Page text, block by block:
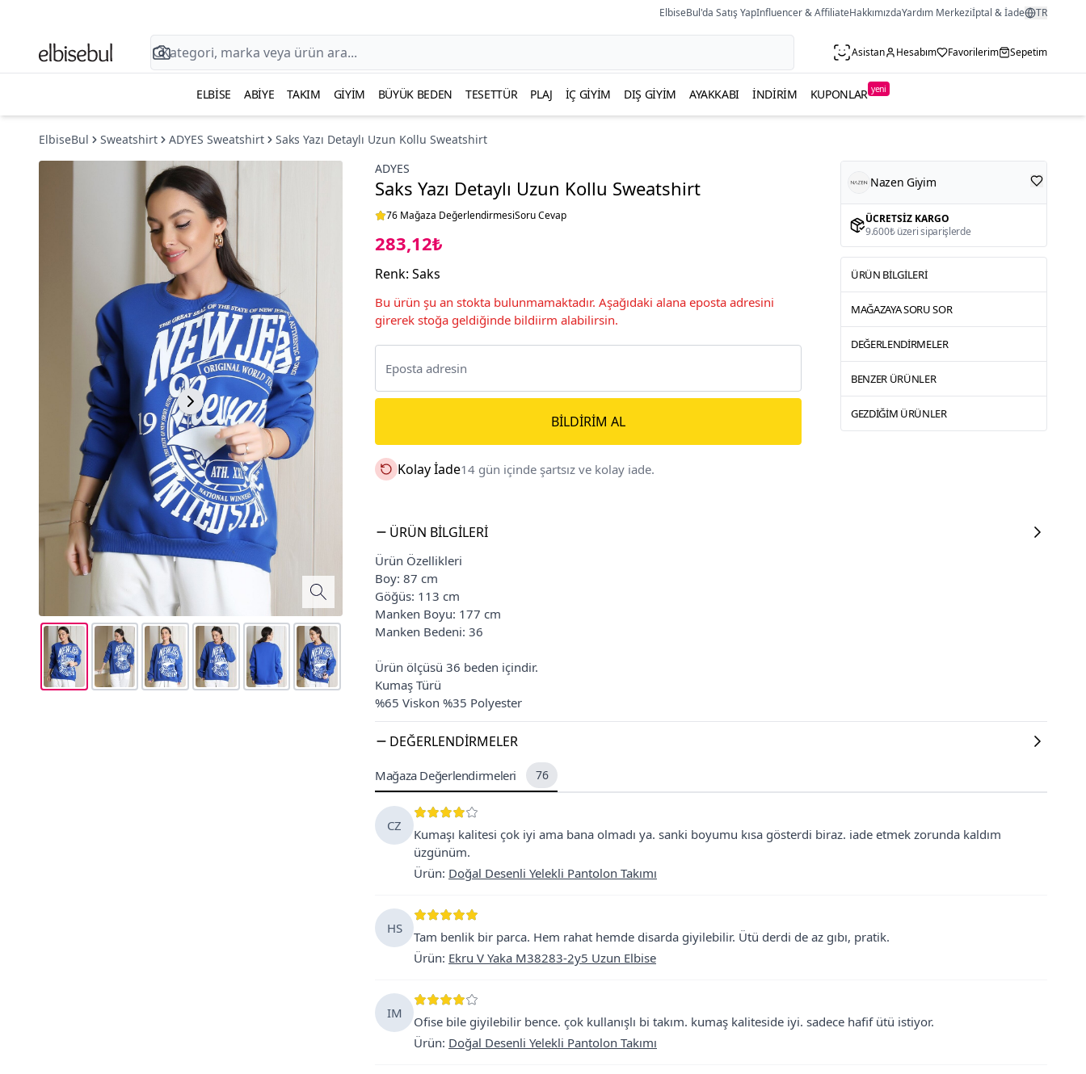
ElbiseBul'da Satış YapInfluencer & AffiliateHakkımızdaYardım Merkeziİptal & İade TR
Asistan Hesabım Favorilerim Sepetim
ELBISE ABIYE TAKIM GIYIM BÜYÜK BEDEN TESETTÜR PLAJ İÇ GIYIM DIŞ GIYIM AYAKKABI İNDIRIM KUPONLAR yeni
ElbiseBul Sweatshirt ADYES Sweatshirt
Saks Yazı Detaylı Uzun Kollu Sweatshirt
ADYES
Saks Yazı Detaylı Uzun Kollu Sweatshirt
76 Mağaza DeğerlendirmesiSoru Cevap
283,12₺
Renk: Saks
Bu ürün şu an stokta bulunmamaktadır. Aşağıdaki alana eposta adresini
girerek stoğa geldiğinde bildiirm alabilirsin.
BILDIRIM AL
Kolay İade14 gün içinde şartsız ve kolay iade.
Nazen Giyim
ÜCRETSIZ KARGO
9.600₺ üzeri siparişlerde
ÜRÜN BILGILERI
MAĞAZAYA SORU SOR
DEĞERLENDIRMELER
BENZER ÜRÜNLER
GEZDIĞIM ÜRÜNLER
ÜRÜN BILGILERI
Ürün Özellikleri
Boy: 87 cm
Göğüs: 113 cm
Manken Boyu: 177 cm
Manken Bedeni: 36
Ürün ölçüsü 36 beden içindir.
Kumaş Türü
%65 Viskon %35 Polyester
DEĞERLENDIRMELER
Mağaza Değerlendirmeleri 76
CZ
Kumaşı kalitesi çok iyi ama bana olmadı ya. sanki boyumu kısa gösterdi biraz. iade etmek zorunda kaldım
üzgünüm.
Ürün: Doğal Desenli Yelekli Pantolon Takımı
HS
Tam benlik bir parca. Hem rahat hemde disarda giyilebilir. Ütü derdi de az gıbı, pratik.
Ürün: Ekru V Yaka M38283-2y5 Uzun Elbise
IM
Ofise bile giyilebilir bence. çok kullanışlı bi takım. kumaş kaliteside iyi. sadece hafif ütü istiyor.
Ürün: Doğal Desenli Yelekli Pantolon Takımı